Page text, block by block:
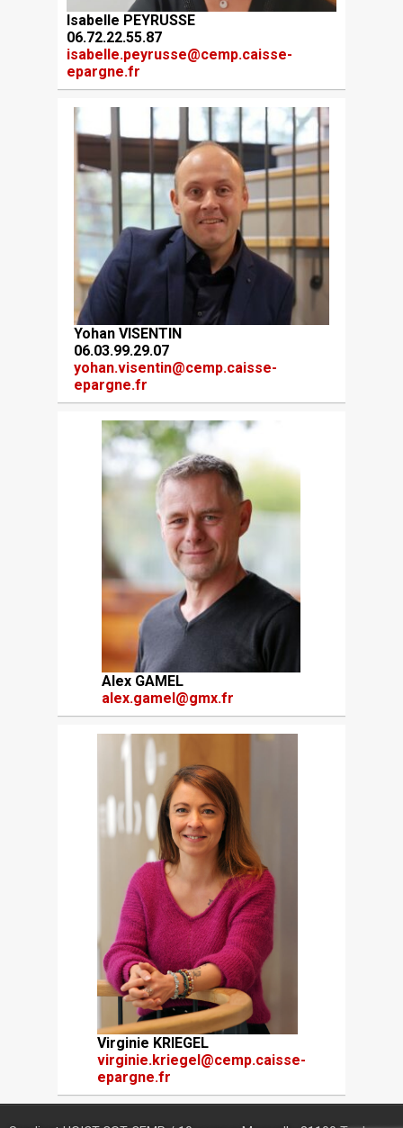
Isabelle PEYRUSSE
06.72.22.55.87
isabelle.peyrusse@cemp.caisse-
epargne.fr
Yohan VISENTIN
06.03.99.29.07
yohan.visentin@cemp.caisse-
epargne.fr
Alex GAMEL
alex.gamel@gmx.fr
Virginie KRIEGEL
virginie.kriegel@cemp.caisse-
epargne.fr